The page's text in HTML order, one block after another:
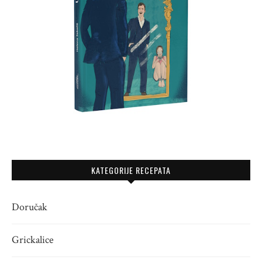
KATEGORIJE RECEPATA
Doručak
Grickalice